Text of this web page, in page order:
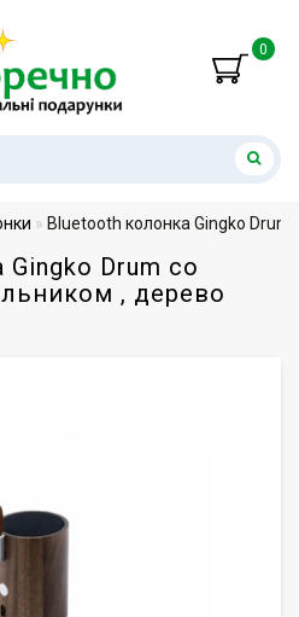
0
Bluetooth колонка Gingko
Drum со
, дерево